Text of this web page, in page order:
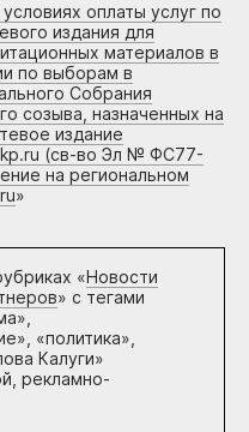
оплаты услуг по
издания для
материалов в
по выборам в
Собрания
созыва, назначенных на
издание
(св-во Эл № ФС77-
на региональном
»
«Новости
» с тегами
«политика»,
Калуги»
рекламно-